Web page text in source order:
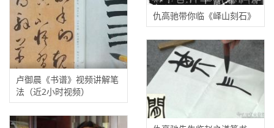
卢御晨《书谱》视频讲解笔
法（近2小时视频）
仇高驰带你临《峄山刻石》